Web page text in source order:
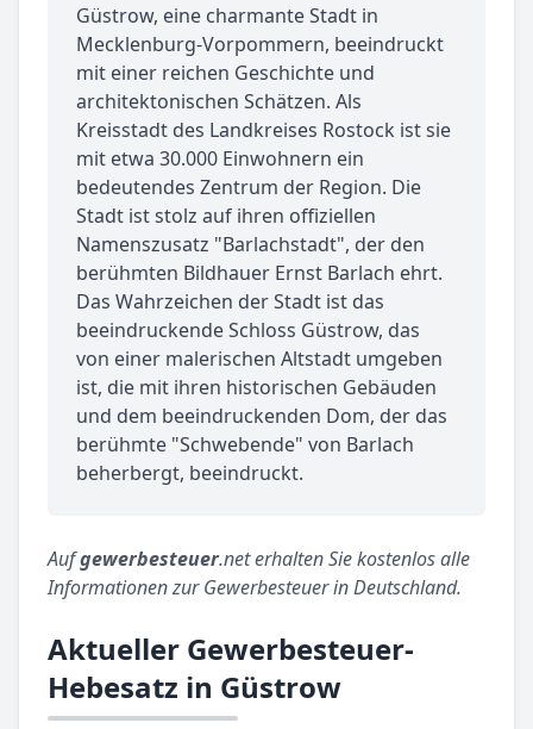
Güstrow, eine charmante Stadt in
Mecklenburg-Vorpommern, beeindruckt
mit einer reichen Geschichte und
architektonischen Schätzen. Als
Kreisstadt des Landkreises Rostock ist sie
mit etwa 30.000 Einwohnern ein
bedeutendes Zentrum der Region. Die
Stadt ist stolz auf ihren offiziellen
Namenszusatz "Barlachstadt", der den
berühmten Bildhauer Ernst Barlach ehrt.
Das Wahrzeichen der Stadt ist das
beeindruckende Schloss Güstrow, das
von einer malerischen Altstadt umgeben
ist, die mit ihren historischen Gebäuden
und dem beeindruckenden Dom, der das
berühmte "Schwebende" von Barlach
beherbergt, beeindruckt.
Aufgewerbesteuer.net erhalten Sie kostenlos alle
Informationen zur Gewerbesteuer in Deutschland.
Aktueller Gewerbesteuer-
Hebesatz in Güstrow